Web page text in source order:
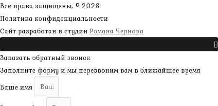
Все права защищены, © 2026
Политика конфиденциальности
Сайт разработан в студии Романа Чернова
Заказать обратный звонок
Заполните форму и мы перезвоним вам в ближайшее время
Ваше имя